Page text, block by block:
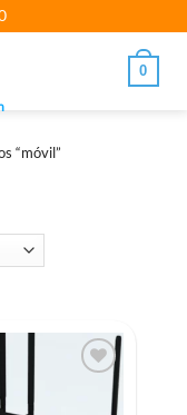
0
“móvil”